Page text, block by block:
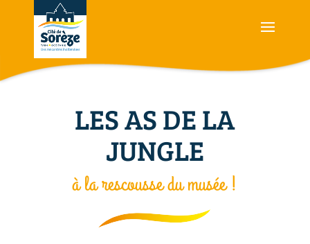
LES AS DE LA
JUNGLE
à la rescousse du musée !